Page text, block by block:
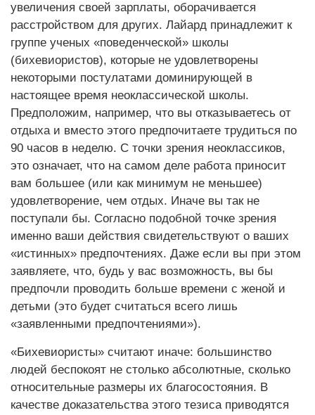
увеличения своей зарплаты, оборачивается
расстройством для других. Лайард принадлежит к
группе ученых «поведенческой» школы
(бихевиористов), которые не удовлетворены
некоторыми постулатами доминирующей в
настоящее время неоклассической школы.
Предположим, например, что вы отказываетесь от
отдыха и вместо этого предпочитаете трудиться по
90 часов в неделю. С точки зрения неоклассиков,
это означает, что на самом деле работа приносит
вам большее (или как минимум не меньшее)
удовлетворение, чем отдых. Иначе вы так не
поступали бы. Согласно подобной точке зрения
именно ваши действия свидетельствуют о ваших
«истинных» предпочтениях. Даже если вы при этом
заявляете, что, будь у вас возможность, вы бы
предпочли проводить больше времени с женой и
детьми (это будет считаться всего лишь
«заявленными предпочтениями»).
«Бихевиористы» считают иначе: большинство
людей беспокоят не столько абсолютные, сколько
относительные размеры их благосостояния. В
качестве доказательства этого тезиса приводятся